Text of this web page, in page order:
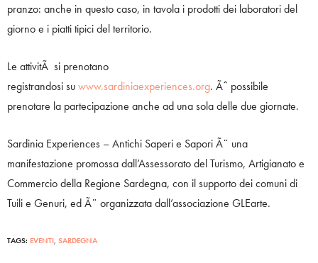
pranzo: anche in questo caso, in tavola i prodotti dei laboratori del
giorno e i piatti tipici del territorio.
Le attivitÃ si prenotano
registrandosi suwww.sardiniaexperiences.org. Ãˆ possibile
prenotare la partecipazione anche ad una sola delle due giornate.
Sardinia Experiences – Antichi Saperi e Sapori Ã¨ una
manifestazione promossa dall’Assessorato del Turismo, Artigianato e
Commercio della Regione Sardegna, con il supporto dei comuni di
Tuili e Genuri, ed Ã¨ organizzata dall’associazione GLEarte.
TAGS: EVENTI SARDEGNA